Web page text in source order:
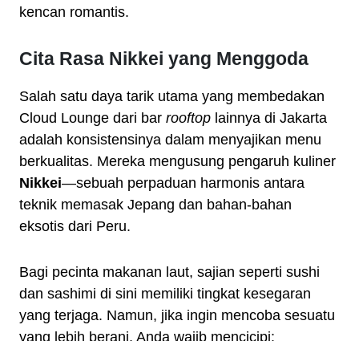
kencan romantis.
Cita Rasa Nikkei yang Menggoda
Salah satu daya tarik utama yang membedakan
Cloud Lounge dari bar rooftop lainnya di Jakarta
adalah konsistensinya dalam menyajikan menu
berkualitas. Mereka mengusung pengaruh kuliner
Nikkei—sebuah perpaduan harmonis antara
teknik memasak Jepang dan bahan-bahan
eksotis dari Peru.
Bagi pecinta makanan laut, sajian seperti sushi
dan sashimi di sini memiliki tingkat kesegaran
yang terjaga. Namun, jika ingin mencoba sesuatu
yang lebih berani, Anda wajib mencicipi: